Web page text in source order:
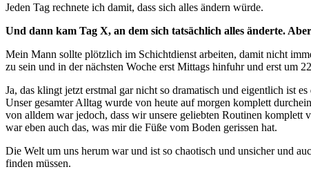
Jeden Tag rechnete ich damit, dass sich alles ändern würde.
Und dann kam Tag X, an dem sich tatsächlich alles änderte.
Mein Mann sollte plötzlich im Schichtdienst arbeiten, damit nicht
zu sein und in der nächsten Woche erst Mittags hinfuhr und erst um
Ja, das klingt jetzt erstmal gar nicht so dramatisch und eigentlich ist
Unser gesamter Alltag wurde von heute auf morgen komplett
von alldem war jedoch, dass wir unsere geliebten Routinen komplett
war eben auch das, was mir die Füße vom Boden gerissen hat.
Die Welt um uns herum war und ist so chaotisch und unsicher und
finden müssen.